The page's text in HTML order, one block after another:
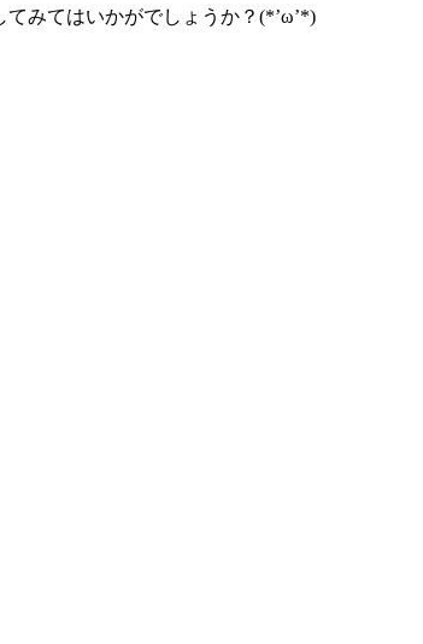
みてはいかがでしょうか？(*’ω’*)